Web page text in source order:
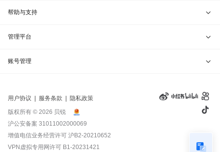
教育公益折扣
贝锐向日葵客户端
贝锐蒲公英客户端
贝锐花生壳客户端
帮助与支持
我要建议
我要投诉
钻石VIP
远程协助
管理平台
贝锐向日葵管理
贝锐花生壳管理
贝锐洋葱头管理
账号管理
账号信息
产品续费
用户协议 服务条款
隐私政策
版权所有 © 2026 贝锐
沪公安备案 31011002000069
增值电信业务经营许可 沪B2-20210652
VPN虚拟专用网许可 B1-20231421